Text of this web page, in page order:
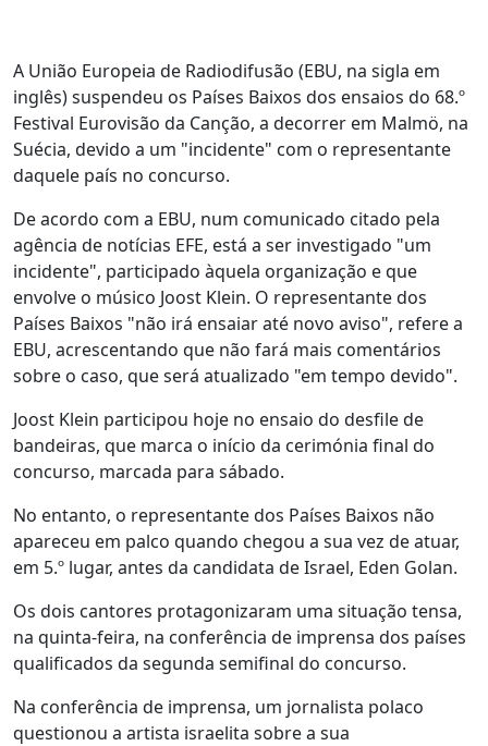
A União Europeia de Radiodifusão (EBU, na sigla em
inglês) suspendeu os Países Baixos dos ensaios do 68.º
Festival Eurovisão da Canção, a decorrer em Malmö, na
Suécia, devido a um "incidente" com o representante
daquele país no concurso.
De acordo com a EBU, num comunicado citado pela
agência de notícias EFE, está a ser investigado "um
incidente", participado àquela organização e que
envolve o músico Joost Klein. O representante dos
Países Baixos "não irá ensaiar até novo aviso", refere a
EBU, acrescentando que não fará mais comentários
sobre o caso, que será atualizado "em tempo devido".
Joost Klein participou hoje no ensaio do desfile de
bandeiras, que marca o início da cerimónia final do
concurso, marcada para sábado.
No entanto, o representante dos Países Baixos não
apareceu em palco quando chegou a sua vez de atuar,
em 5.º lugar, antes da candidata de Israel, Eden Golan.
Os dois cantores protagonizaram uma situação tensa,
na quinta-feira, na conferência de imprensa dos países
qualificados da segunda semifinal do concurso.
Na conferência de imprensa, um jornalista polaco
questionou a artista israelita sobre a sua